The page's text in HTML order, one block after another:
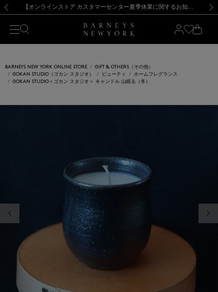
新規登録のお客様も対象！＜MY BARNEYS＞会員のお客様は11,000円（税込）以上のお買上げで常時送料無料！お買い物の際は会員登録を！
【夏季休業に伴う出荷一時停止のお知らせ】(2026.8.7) 【オンラインストア カスタマーセンター夏季休業に関するお知らせ】（2026.8.7）
【夏季休業に伴う返品・交換承り一時停止のお知らせ】（2026.8.5）
熊本県を中心とした地震の影響によるお荷物のお届けについて
【開催中】SUMMER SALEのご案内・ご注意事項 新規登録のお客様も対象！＜MY BARNEYS＞会員のお客様は11,000円（税込）以上のお買上げで常時送料無料！お買い物の際は会員登録を！
【夏季休業に伴う出荷一時停止のお知らせ】(2026.8.7)
BARNEYS NEW YORK ONLINE STORE
GIFT & OTHERS（その他）
GOKAN STUDIO（ゴカン スタジオ）
ビューティ
ホームフレグランス
GOKAN STUDIO＜ゴカン スタジオ＞ キャンドル 山眠る（冬）